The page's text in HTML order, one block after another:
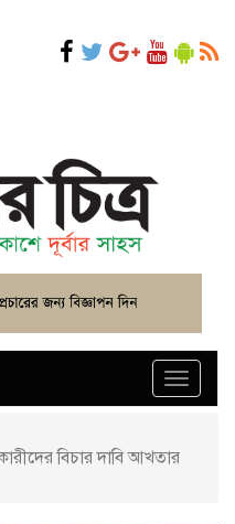
Toggle
বিচার দাবি আখতার